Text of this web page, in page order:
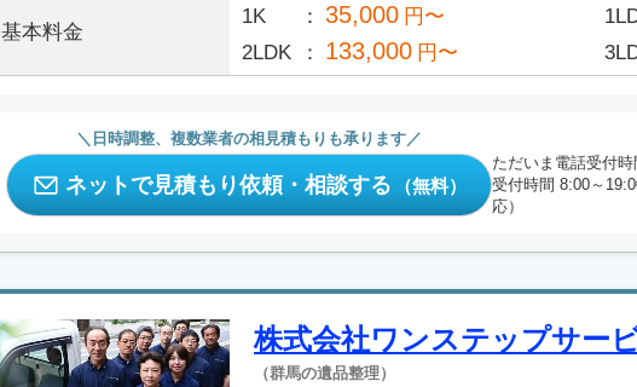
基本料金
1K 35,000 円〜
2LDK
133,000 円〜
日時調整、複数業者の相見積もりも承ります
ネットで見積もり依頼・相談する （無料）
ただいま電話受付時
受付時間 8:00～
応）
株式会社ワンステップサー
（群馬の遺品整理）